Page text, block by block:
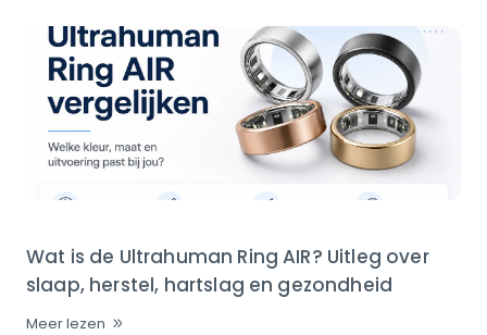
Wat is de Ultrahuman Ring AIR? Uitleg over
slaap, herstel, hartslag en gezondheid
Meer lezen